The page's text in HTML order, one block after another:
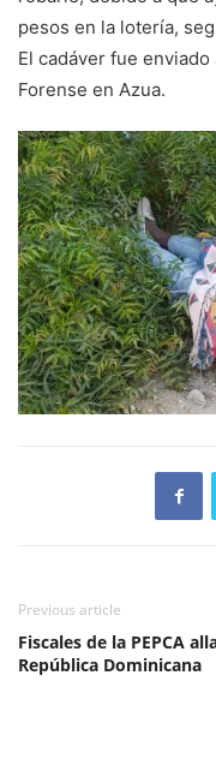
pesos en la lotería,
El cadáver fue
Forense en Azua.
Previous article
Fiscales de la PEPCA
República Dominicana